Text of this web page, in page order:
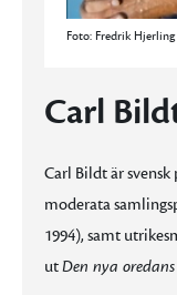
Foto: Fredrik Hjerling
Carl
Carl Bildt är
moderata
1994), samt
utDen nya oredans